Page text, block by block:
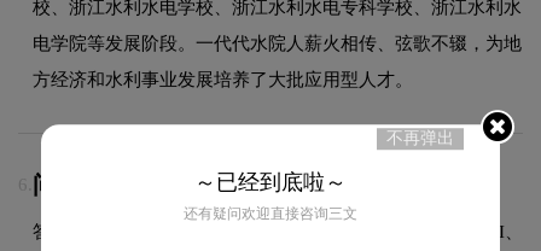
校、浙江水利水电学校、浙江水利水电专科学校、浙江水利水
电学院等发展阶段。一代代水院人薪火相传、弦歌不辍，为地
方经济和水利事业发展培养了大批应用型人才。
6. 问：源文件全部交付吗？
答：是的，设计完成后我们提供多种格式的源文件，包括AI、
不再弹出
～已经到底啦～
还有疑问欢迎直接咨询三文